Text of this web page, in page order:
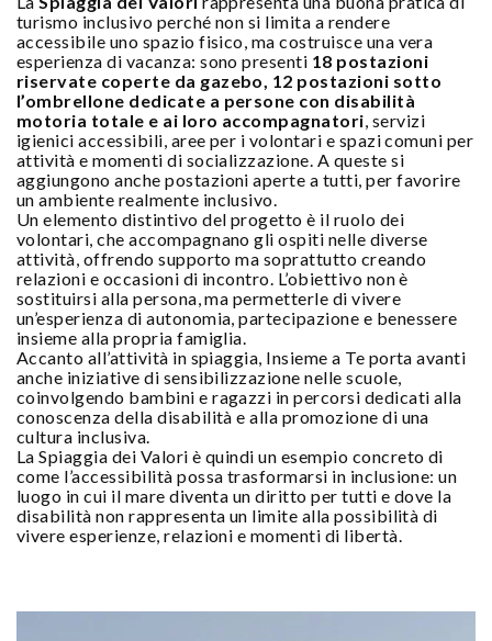
turismo inclusivo perché non si limita a rendere
accessibile uno spazio fisico, ma costruisce una vera
esperienza di vacanza: sono presenti 18 postazioni
riservate coperte da gazebo, 12 postazioni sotto
l’ombrellone dedicate a persone con disabilità
motoria totale e ai loro accompagnatori, servizi
igienici accessibili, aree per i volontari e spazi comuni per
attività e momenti di socializzazione. A queste si
aggiungono anche postazioni aperte a tutti, per favorire
un ambiente realmente inclusivo.
Un elemento distintivo del progetto è il ruolo dei
volontari, che accompagnano gli ospiti nelle diverse
attività, offrendo supporto ma soprattutto creando
relazioni e occasioni di incontro. L’obiettivo non è
sostituirsi alla persona, ma permetterle di vivere
un’esperienza di autonomia, partecipazione e benessere
insieme alla propria famiglia.
Accanto all’attività in spiaggia, Insieme a Te porta avanti
anche iniziative di sensibilizzazione nelle scuole,
coinvolgendo bambini e ragazzi in percorsi dedicati alla
conoscenza della disabilità e alla promozione di una
cultura inclusiva.
La Spiaggia dei Valori è quindi un esempio concreto di
come l’accessibilità possa trasformarsi in inclusione: un
luogo in cui il mare diventa un diritto per tutti e dove la
disabilità non rappresenta un limite alla possibilità di
vivere esperienze, relazioni e momenti di libertà.